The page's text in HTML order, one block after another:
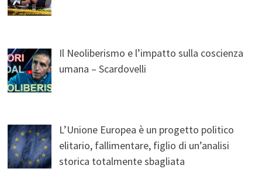
Il Neoliberismo e l’impatto sulla coscienza
umana – Scardovelli
L’Unione Europea è un progetto politico
elitario, fallimentare, figlio di un’analisi
storica totalmente sbagliata